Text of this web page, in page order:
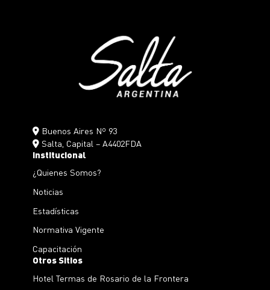
Buenos Aires Nº 93
Salta, Capital – A4402FDA
Institucional
¿Quienes Somos?
Noticias
Estadísticas
Normativa Vigente
Capacitación
Otros Sitios
Hotel Termas de Rosario de la Frontera